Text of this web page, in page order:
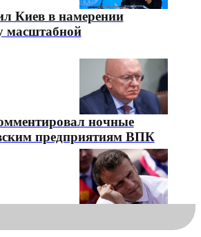
Киев в намерении
масштабной
ночные
предприятиям ВПК